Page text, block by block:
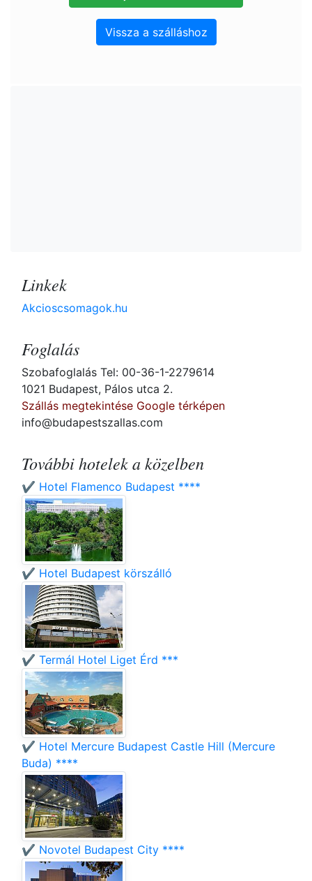
Vissza a szálláshoz
Linkek
Akcioscsomagok.hu
Foglalás
Szobafoglalás Tel: 00-36-1-2279614
1021 Budapest, Pálos utca 2.
Szállás megtekintése Google térképen
info@budapestszallas.com
További hotelek a közelben
✔️ Hotel Flamenco Budapest ****
✔️ Hotel Budapest körszálló
✔️ Termál Hotel Liget Érd ***
✔️ Hotel Mercure Budapest Castle Hill (Mercure
Buda) ****
✔️ Novotel Budapest City ****